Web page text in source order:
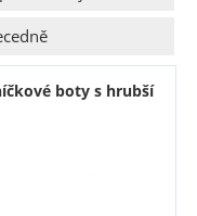
boty s hrubší